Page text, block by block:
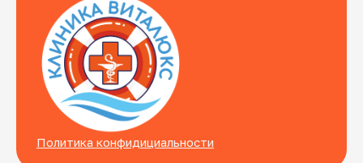
Политика конфидициальности